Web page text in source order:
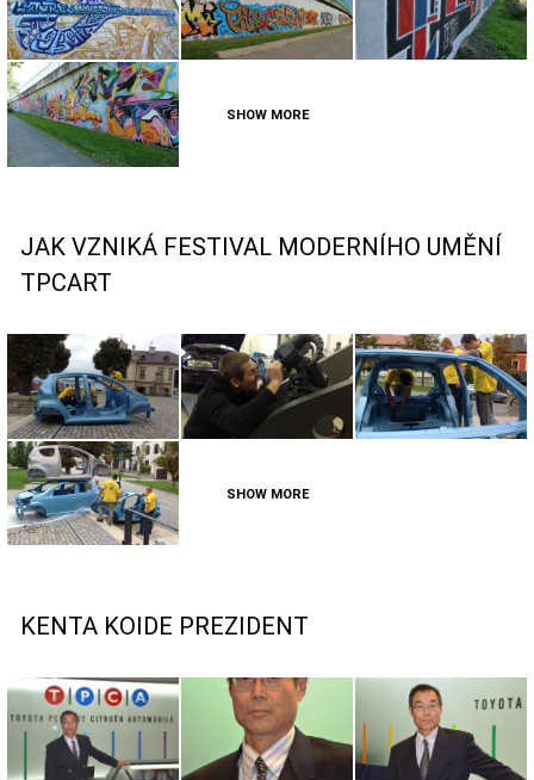
SHOW MORE
JAK VZNIKÁ FESTIVAL MODERNÍHO UMĚNÍ
TPCART
SHOW MORE
KENTA KOIDE PREZIDENT